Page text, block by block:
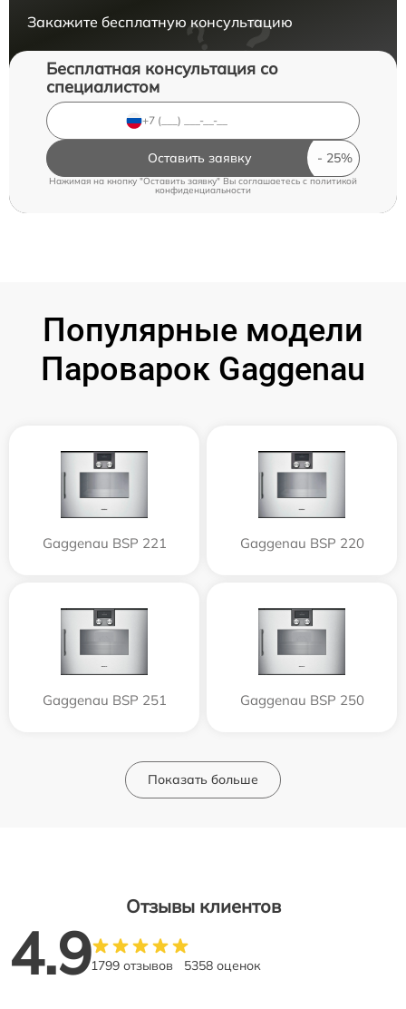
Закажите бесплатную консультацию
Бесплатная консультация со
специалистом
Оставить заявку
Нажимая на кнопку "Оставить заявку" Вы соглашаетесь cполитикой
конфиденциальности
Популярные модели
Пароварок Gaggenau
Gaggenau BSP 221 Gaggenau BSP 220
Gaggenau BSP 251 Gaggenau BSP 250
Показать больше
Отзывы клиентов
4.91799 отзывов 5358 оценок